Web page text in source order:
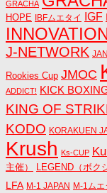
GRACHA
HOPE IBFムエタイ IGF
J-NETWORK
Rookies Cup JMOC
ADDICT! KICK
KING OF
KODO KORAKUEN
Krush Ks-CUP
主催）
LEGEND（ボク
LFA M-1 JAPAN M-1ムエ